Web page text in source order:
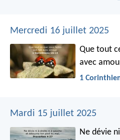
Mercredi 16 juillet 2025
Que tout
avec
1
Mardi 15 juillet 2025
Ne dévie